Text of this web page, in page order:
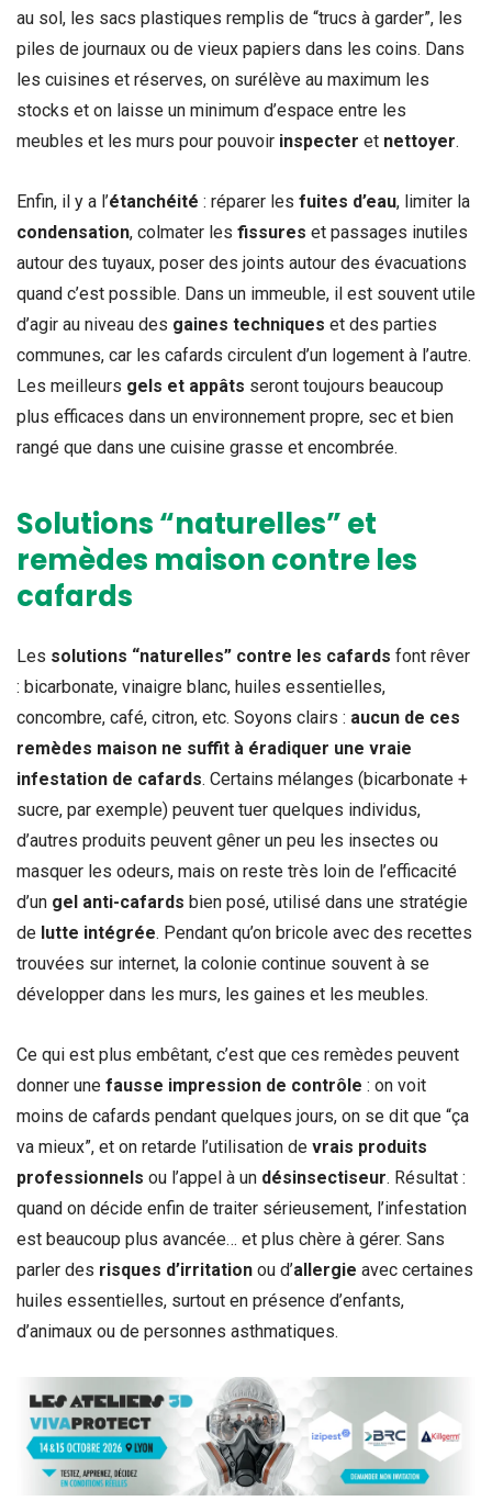
au sol, les sacs plastiques remplis de “trucs à garder”, les
piles de journaux ou de vieux papiers dans les coins. Dans
les cuisines et réserves, on surélève au maximum les
stocks et on laisse un minimum d’espace entre les
meubles et les murs pour pouvoir inspecter et nettoyer.
Enfin, il y a l’étanchéité : réparer les fuites d’eau, limiter la
condensation, colmater les fissures et passages inutiles
autour des tuyaux, poser des joints autour des évacuations
quand c’est possible. Dans un immeuble, il est souvent utile
d’agir au niveau des gaines techniques et des parties
communes, car les cafards circulent d’un logement à l’autre.
Les meilleurs gels et appâts seront toujours beaucoup
plus efficaces dans un environnement propre, sec et bien
rangé que dans une cuisine grasse et encombrée.
Solutions “naturelles” et
remèdes maison contre les
cafards
Les solutions “naturelles” contre les cafards font rêver
: bicarbonate, vinaigre blanc, huiles essentielles,
concombre, café, citron, etc. Soyons clairs : aucun de ces
remèdes maison ne suffit à éradiquer une vraie
infestation de cafards. Certains mélanges (bicarbonate +
sucre, par exemple) peuvent tuer quelques individus,
d’autres produits peuvent gêner un peu les insectes ou
masquer les odeurs, mais on reste très loin de l’efficacité
d’un gel anti-cafards bien posé, utilisé dans une stratégie
de lutte intégrée. Pendant qu’on bricole avec des recettes
trouvées sur internet, la colonie continue souvent à se
développer dans les murs, les gaines et les meubles.
Ce qui est plus embêtant, c’est que ces remèdes peuvent
donner une fausse impression de contrôle : on voit
moins de cafards pendant quelques jours, on se dit que “ça
va mieux”, et on retarde l’utilisation de vrais produits
professionnels ou l’appel à un désinsectiseur. Résultat :
quand on décide enfin de traiter sérieusement, l’infestation
est beaucoup plus avancée… et plus chère à gérer. Sans
parler des risques d’irritation ou d’allergie avec certaines
huiles essentielles, surtout en présence d’enfants,
d’animaux ou de personnes asthmatiques.